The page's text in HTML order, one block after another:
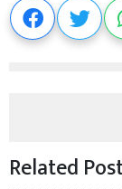
Related